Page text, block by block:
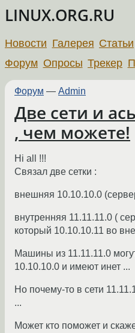
LINUX.ORG.RU
Новости Галерея Статьи
Форум Опросы Трекер
Форум — Admin
Две сети и
, чем можете!
Hi all !!!
Связал две сетки :
внешняя 10.10.10.0
внутренняя 11.11.11.0 (
который 10.10.10.11 во
Машины из 11.11.11.0
10.10.10.0 и имеют инет ...
Но почему-то в сети
...
Может кто поможет и